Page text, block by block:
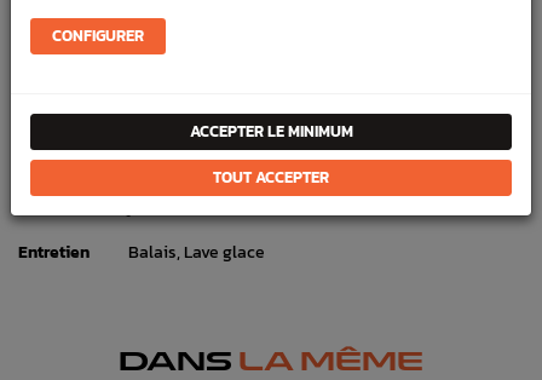
LIVRAISON
En stock :11
Entretien
Balais, Lave glace
DANS LA MÊME
CONFIGURER
ACCEPTER LE MINIMUM
TOUT ACCEPTER